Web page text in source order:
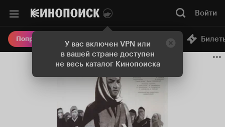
У вас включен VPN или
в вашей стране доступен
не весь каталог Кинопоиска
Войти
Попробовать Плюс Онлайн-кинотеатр